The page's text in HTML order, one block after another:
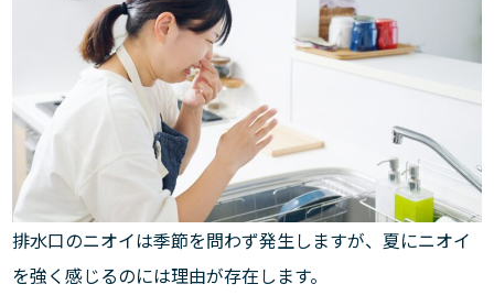
排水口のニオイは季節を問わず発生しますが、夏にニオイ
を強く感じるのには理由が存在します。